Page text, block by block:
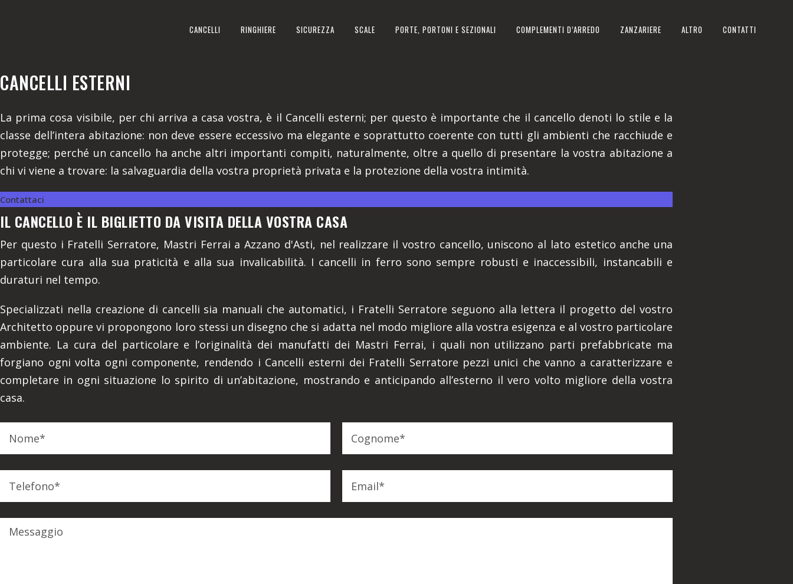
CANCELLI RINGHIERE SICUREZZA SCALE PORTE, PORTONI E SEZIONALI COMPLEMENTI D’ARREDO ZANZARIERE ALTRO CONTATTI
REALIZZIAMO A AZZANO D'ASTI IN PROVINCIA DI ASTI
CANCELLI ESTERNI
La prima cosa visibile, per chi arriva a casa vostra, è il Cancelli esterni; per questo è importante che il cancello denoti lo stile e la
classe dell’intera abitazione: non deve essere eccessivo ma elegante e soprattutto coerente con tutti gli ambienti che racchiude e
protegge; perché un cancello ha anche altri importanti compiti, naturalmente, oltre a quello di presentare la vostra abitazione a
chi vi viene a trovare: la salvaguardia della vostra proprietà privata e la protezione della vostra intimità.
Contattaci
IL CANCELLO È IL BIGLIETTO DA VISITA DELLA VOSTRA CASA
Per questo i Fratelli Serratore, Mastri Ferrai a Azzano d'Asti, nel realizzare il vostro cancello, uniscono al lato estetico anche una
particolare cura alla sua praticità e alla sua invalicabilità. I cancelli in ferro sono sempre robusti e inaccessibili, instancabili e
duraturi nel tempo.
Specializzati nella creazione di cancelli sia manuali che automatici, i Fratelli Serratore seguono alla lettera il progetto del vostro
Architetto oppure vi propongono loro stessi un disegno che si adatta nel modo migliore alla vostra esigenza e al vostro particolare
ambiente. La cura del particolare e l’originalità dei manufatti dei Mastri Ferrai, i quali non utilizzano parti prefabbricate ma
forgiano ogni volta ogni componente, rendendo i Cancelli esterni dei Fratelli Serratore pezzi unici che vanno a caratterizzare e
completare in ogni situazione lo spirito di un’abitazione, mostrando e anticipando all’esterno il vero volto migliore della vostra
casa.